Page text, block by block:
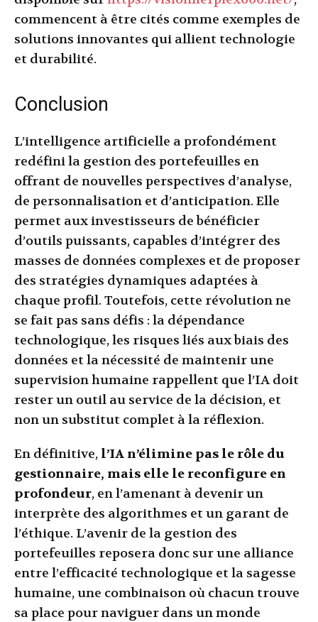
commencent à être cités comme exemples de
solutions innovantes qui allient technologie
et durabilité.
Conclusion
L’intelligence artificielle a profondément
redéfini la gestion des portefeuilles en
offrant de nouvelles perspectives d’analyse,
de personnalisation et d’anticipation. Elle
permet aux investisseurs de bénéficier
d’outils puissants, capables d’intégrer des
masses de données complexes et de proposer
des stratégies dynamiques adaptées à
chaque profil. Toutefois, cette révolution ne
se fait pas sans défis : la dépendance
technologique, les risques liés aux biais des
données et la nécessité de maintenir une
supervision humaine rappellent que l’IA doit
rester un outil au service de la décision, et
non un substitut complet à la réflexion.
En définitive, l’IA n’élimine pas le rôle du
gestionnaire, mais elle le reconfigure en
profondeur, en l’amenant à devenir un
interprète des algorithmes et un garant de
l’éthique. L’avenir de la gestion des
portefeuilles reposera donc sur une alliance
entre l’efficacité technologique et la sagesse
humaine, une combinaison où chacun trouve
sa place pour naviguer dans un monde